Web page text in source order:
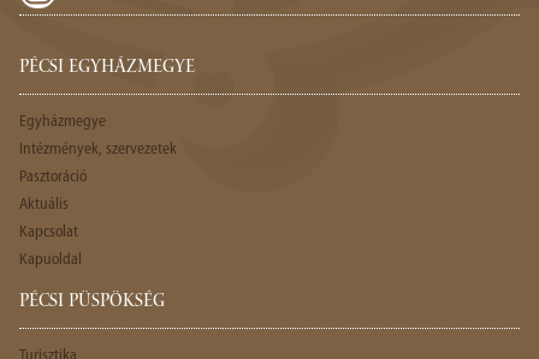
PÉCSI EGYHÁZMEGYE
Egyházmegye
Intézmények, szervezetek
Pasztoráció
Aktuális
Kapcsolat
Kapuoldal
PÉCSI PÜSPÖKSÉG